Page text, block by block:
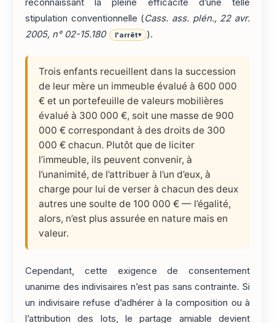
reconnaissant la pleine efficacité d’une telle
stipulation conventionnelle (Cass. ass. plén., 22 avr.
2005, n° 02-15.180
l'arrêt▾ ).
Trois enfants recueillent dans la succession
de leur mère un immeuble évalué à 600 000
€ et un portefeuille de valeurs mobilières
évalué à 300 000 €, soit une masse de 900
000 € correspondant à des droits de 300
000 € chacun. Plutôt que de liciter
l’immeuble, ils peuvent convenir, à
l’unanimité, de l’attribuer à l’un d’eux, à
charge pour lui de verser à chacun des deux
autres une soulte de 100 000 € — l’égalité,
alors, n’est plus assurée en nature mais en
valeur.
Cependant, cette exigence de consentement
unanime des indivisaires n’est pas sans contrainte. Si
un indivisaire refuse d’adhérer à la composition ou à
l’attribution des lots, le partage amiable devient